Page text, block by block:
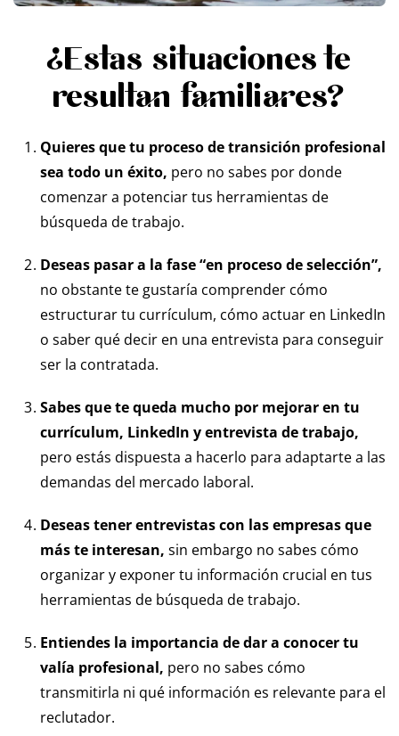
¿Estas situaciones te
resultan familiares?
Quieres que tu proceso de transición profesional
sea todo un éxito, pero no sabes por donde
comenzar a potenciar tus herramientas de
búsqueda de trabajo.
Deseas pasar a la fase “en proceso de selección”,
no obstante te gustaría comprender cómo
estructurar tu currículum, cómo actuar en LinkedIn
o saber qué decir en una entrevista para conseguir
ser la contratada.
Sabes que te queda mucho por mejorar en tu
currículum, LinkedIn y entrevista de trabajo,
pero estás dispuesta a hacerlo para adaptarte a las
demandas del mercado laboral.
Deseas tener entrevistas con las empresas que
más te interesan, sin embargo no sabes cómo
organizar y exponer tu información crucial en tus
herramientas de búsqueda de trabajo.
Entiendes la importancia de dar a conocer tu
valía profesional, pero no sabes cómo
transmitirla ni qué información es relevante para el
reclutador.